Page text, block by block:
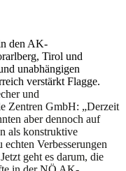
den AK-
Tirol und
unabhängigen
verstärkt Flagge.
und
Zentren GmbH: „Derzeit
aber dennoch auf
als konstruktive
Verbesserungen
geht es darum, die